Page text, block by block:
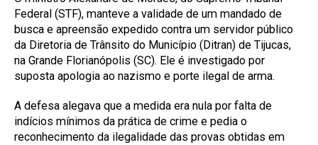
Federal (STF), manteve a validade de um mandado de
busca e apreensão expedido contra um servidor público
da Diretoria de Trânsito do Município (Ditran) de Tijucas,
na Grande Florianópolis (SC). Ele é investigado por
suposta apologia ao nazismo e porte ilegal de arma.
A defesa alegava que a medida era nula por falta de
indícios mínimos da prática de crime e pedia o
reconhecimento da ilegalidade das provas obtidas em